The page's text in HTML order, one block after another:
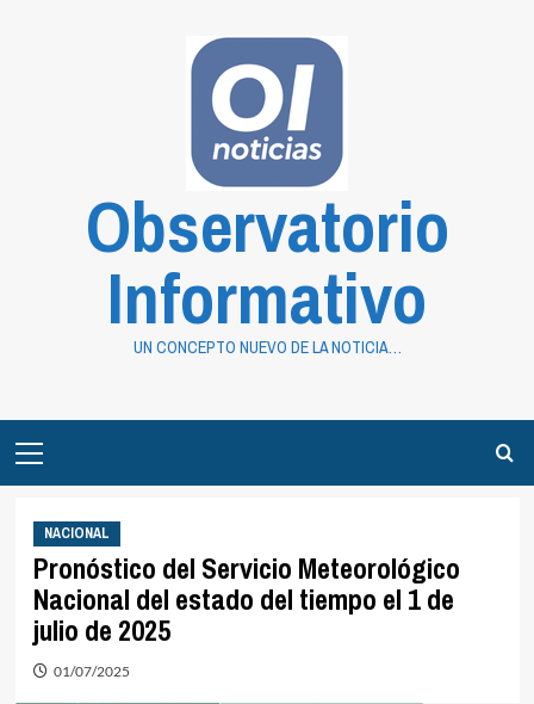
Observatorio
Informativo
UN CONCEPTO NUEVO DE LA NOTICIA…
Menu
NACIONAL
Pronóstico del Servicio Meteorológico
Nacional del estado del tiempo el 1 de
julio de 2025
01/07/2025